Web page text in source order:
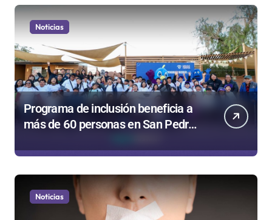
Noticias
Programa de inclusión beneficia a
más de 60 personas en San Pedro
Noticias